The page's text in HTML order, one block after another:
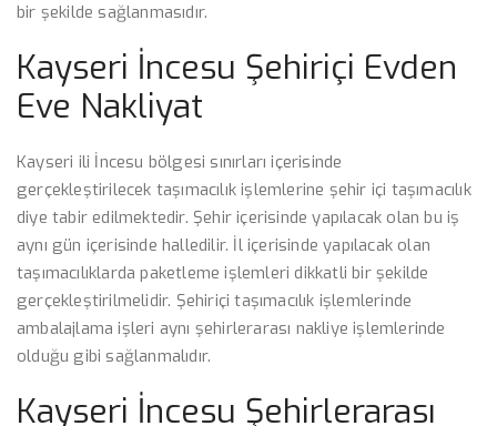
bir şekilde sağlanmasıdır.
Kayseri İncesu Şehiriçi Evden
Eve Nakliyat
Kayseri ili İncesu bölgesi sınırları içerisinde
gerçekleştirilecek taşımacılık işlemlerine şehir içi taşımacılık
diye tabir edilmektedir. Şehir içerisinde yapılacak olan bu iş
aynı gün içerisinde halledilir. İl içerisinde yapılacak olan
taşımacılıklarda paketleme işlemleri dikkatli bir şekilde
gerçekleştirilmelidir. Şehiriçi taşımacılık işlemlerinde
ambalajlama işleri aynı şehirlerarası nakliye işlemlerinde
olduğu gibi sağlanmalıdır.
Kayseri İncesu Şehirlerarası